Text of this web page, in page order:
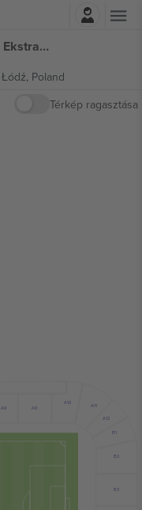
Widzew Łódź vs Radomiak Radom Ekstraklasa jegyek
Łódź, Poland
Térkép ragasztása
A10
A9
A8
B3
A12
A11
B2
B1